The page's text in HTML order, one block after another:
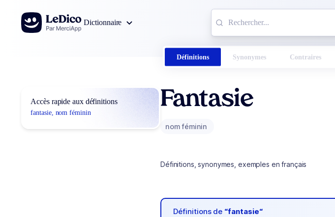
Aller au contenu
Dictionnaire
Définitions Synonymes Contraires
Accès rapide aux définitions
fantasie, nom féminin
Fantasie
nom féminin
Définitions, synonymes, exemples en français
Définitions de “fantasie“